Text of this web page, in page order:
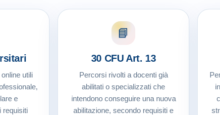
utili
e
requisiti
📘
30 CFU Art. 13
Percorsi rivolti a docenti già
abilitati o specializzati che
intendono conseguire una nuova
abilitazione, secondo requisiti e